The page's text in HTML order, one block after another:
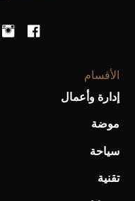
الأقسام
إدارة وأعمال
موضة
سياحة
تقنية